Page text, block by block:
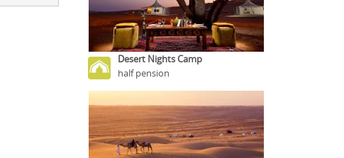
Desert Nights Camp
half pension